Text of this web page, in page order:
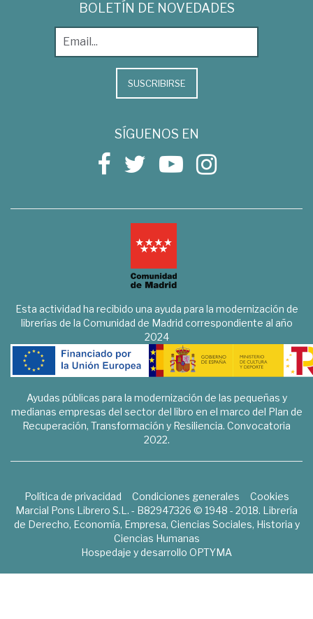
BOLETÍN DE NOVEDADES
SUSCRIBIRSE
SÍGUENOS EN
Esta actividad ha recibido una ayuda para la modernización de
librerías de la Comunidad de Madrid correspondiente al año
2024
Ayudas públicas para la modernización de las pequeñas y
medianas empresas del sector del libro en el marco del Plan de
Recuperación, Transformación y Resiliencia. Convocatoria
2022.
Política de privacidad Condiciones generales
Cookies
Marcial Pons Librero S.L. - B82947326 © 1948 - 2018. Librería
de Derecho, Economía, Empresa, Ciencias Sociales, Historia y
Ciencias Humanas
Hospedaje y desarrollo OPTYMA